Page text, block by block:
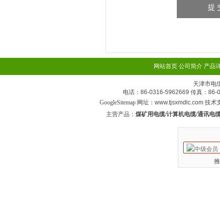
网站首页 公司简介 产品
天津市电
电话：86-0316-5962669 传真：86-
GoogleSitemap网址：www.tjsxmdlc.com 技术
主营产品： 煤矿用电缆/计算机电缆/通讯电